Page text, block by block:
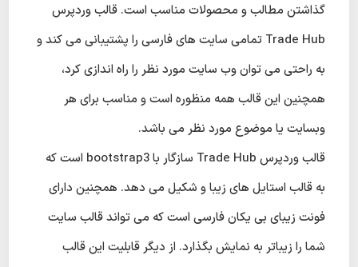
گذاشتن مطالب و محصولات مناسب است. قالب وردپرس
Trade Hub تمامی سایت های فارسی را پشتیبانی می کند و
به راحتی می توان وب سایت مورد نظر را راه اندازی کرد،
همچنین این قالب همه منظوره است و مناسب برای هر
وبسایت یا موضوع مورد نظر می باشد.
قالب وردپرس Trade Hub سازگار با bootstrap3 است که
به قالب استایل های زیبا و شکیل می دهد. همچنین دارای
فونت زیبای بی یکان فارسی است که می تواند قالب سایت
شما را زیباتر به نمایش بگذارد. از دیگر قابلیت این قالب